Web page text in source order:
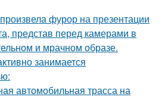
фурор на презентации
представ перед камерами в
и мрачном образе.
занимается
автомобильная трасса на